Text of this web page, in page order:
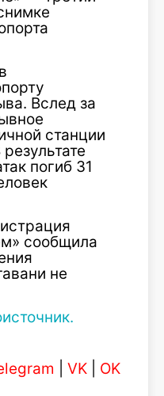
Вслед за
станции
погиб 31
сообщила
не
VK OK